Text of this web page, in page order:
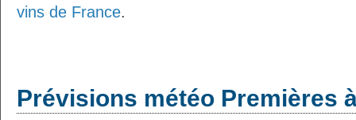
vins de France.
Prévisions météo Premières